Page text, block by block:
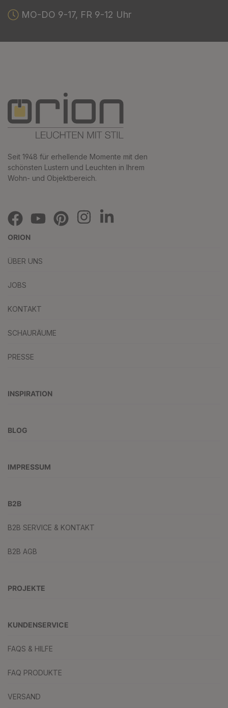
MO-DO 9-17, FR 9-12 Uhr
Seit 1948 für erhellende Momente mit den
schönsten Lustern und Leuchten in Ihrem
Wohn- und Objektbereich.
ORION
ÜBER UNS
JOBS
KONTAKT
SCHAURÄUME
PRESSE
INSPIRATION
BLOG
IMPRESSUM
B2B
B2B SERVICE & KONTAKT
B2B AGB
PROJEKTE
KUNDENSERVICE
FAQS & HILFE
FAQ PRODUKTE
VERSAND